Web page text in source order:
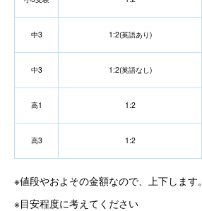
中3 1:2(英語あり)
中3 1:2(英語なし)
高1 1:2
高3 1:2
※値段やおよその金額なので、上下します。
※目安程度に考えてください